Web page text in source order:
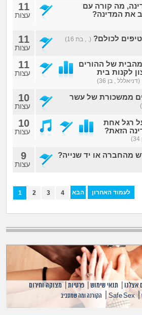
מה קורה עם
את המדינה?
11
עצות
לכולם? (. , בת 16) 11
עצות
מהבית של ההורים
לקנות בית
(דניאללל , בן 36)
11
עצות
ממשכורת של עשר
10
עצות
רגל אחת
הזאת?
10
עצות
מהחברה או יד שנייה? 9
עצות
1 2 3 4 הבא לעמוד האחרון
אצלנו |תנאי שימוש |פרטיות |מצוקה וחירום
|
Safe Sex
| הקורנה ומה שמסביב